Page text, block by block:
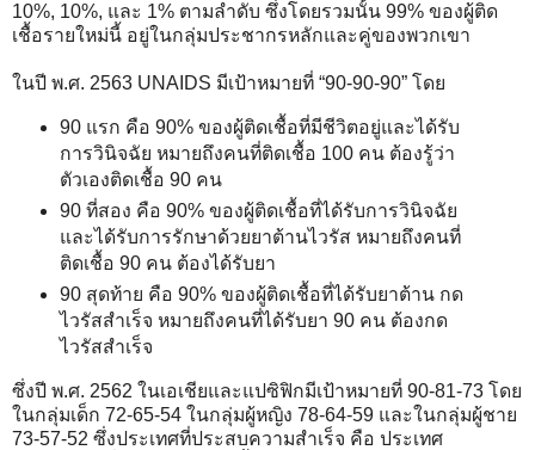
10%, 10%, และ 1% ตามลำดับ ซึ่งโดยรวมนั้น 99% ของผู้ติด
เชื้อรายใหม่นี้ อยู่ในกลุ่มประชากรหลักและคู่ของพวกเขา
ในปี พ.ศ. 2563 UNAIDS มีเป้าหมายที่ “90-90-90” โดย
90 แรก คือ 90% ของผู้ติดเชื้อที่มีชีวิตอยู่และได้รับ
การวินิจฉัย หมายถึงคนที่ติดเชื้อ 100 คน ต้องรู้ว่า
ตัวเองติดเชื้อ 90 คน
90 ที่สอง คือ 90% ของผู้ติดเชื้อที่ได้รับการวินิจฉัย
และได้รับการรักษาด้วยยาต้านไวรัส หมายถึงคนที่
ติดเชื้อ 90 คน ต้องได้รับยา
90 สุดท้าย คือ 90% ของผู้ติดเชื้อที่ได้รับยาต้าน กด
ไวรัสสำเร็จ หมายถึงคนที่ได้รับยา 90 คน ต้องกด
ไวรัสสำเร็จ
ซึ่งปี พ.ศ. 2562 ในเอเชียและแปซิฟิกมีเป้าหมายที่ 90-81-73 โดย
ในกลุ่มเด็ก 72-65-54 ในกลุ่มผู้หญิง 78-64-59 และในกลุ่มผู้ชาย
73-57-52 ซึ่งประเทศที่ประสบความสำเร็จ คือ ประเทศ